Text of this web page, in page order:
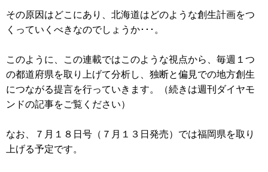
その原因はどこにあり、北海道はどのような創生計画をつ
くっていくべきなのでしょうか･･･。
このように、この連載ではこのような視点から、毎週１つ
の都道府県を取り上げて分析し、独断と偏見での地方創生
につながる提言を行っていきます。（続きは週刊ダイヤモ
ンドの記事をご覧ください）
なお、７月１８日号（７月１３日発売）では福岡県を取り
上げる予定です。